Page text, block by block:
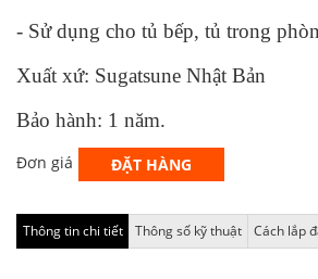
- Sử dụng cho tủ bếp, tủ trong
Xuất xứ: Sugatsune Nhật Bản
Bảo hành: 1 năm.
Đơn giá ĐẶT HÀNG
Thông tin chi tiết Thông số kỹ thuật Cách lắp